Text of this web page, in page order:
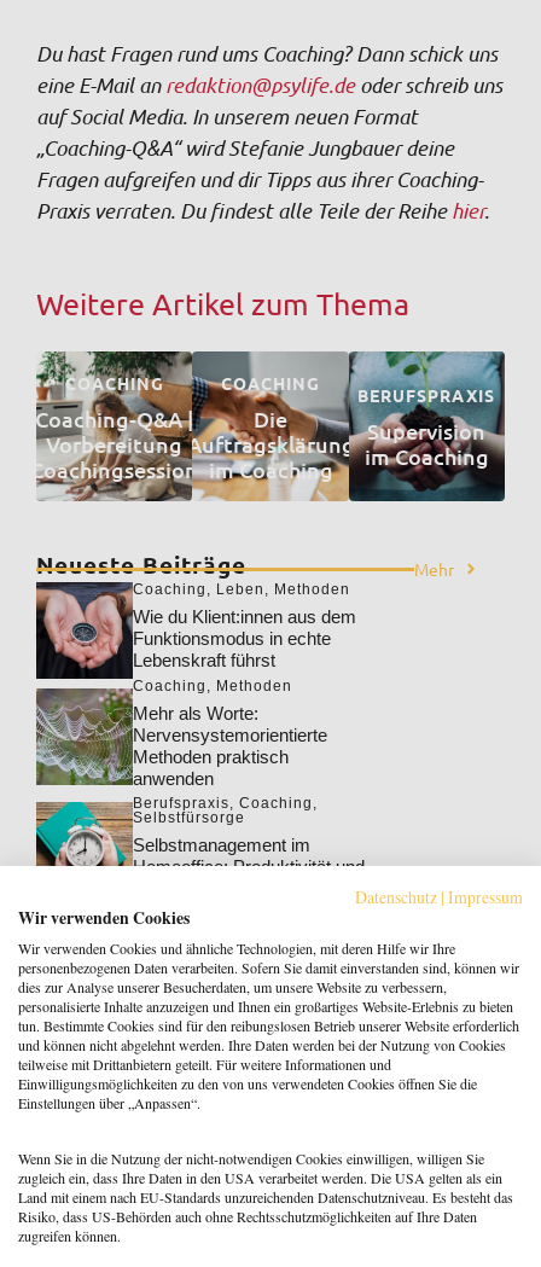
Du hast Fragen rund ums Coaching? Dann schick uns
eine E-Mail anredaktion@psylife.deoder schreib uns
auf Social Media. In unserem neuen Format
„Coaching-Q&A“ wird Stefanie Jungbauer deine
Fragen aufgreifen und dir Tipps aus ihrer Coaching-
Praxis verraten. Du findest alle Teile der Reihehier.
Weitere Artikel zum Thema
COACHING
Coaching-Q&A |
Vorbereitung
Coachingsession
COACHING
Die
Auftragsklärung
im Coaching
BERUFSPRAXIS
Supervision
im Coaching
Neueste Beiträge Mehr
Coaching , Leben , Methoden
Wie du Klient:innen aus dem
Funktionsmodus in echte
Lebenskraft führst
Coaching Methoden
Mehr als Worte:
Nervensystemorientierte
Methoden praktisch
anwenden
Berufspraxis Coaching
Selbstfürsorge
Selbstmanagement im
Homeoffice: Produktivität und
Berufspraxis
Klarheit gewinnt: Gebucht
werden als Coach:in im KI-
Zeitalter
Berufspraxis
Patientenrechtegesetz: 5
typische Irrtümer im Fakten-
Check
Coaching
falschen Fragen? Zeit für ein
Repertoire-Update
Datenschutz | Impressum
Wir verwenden Cookies
Wir verwenden Cookies und ähnliche Technologien, mit deren Hilfe wir Ihre
personenbezogenen Daten verarbeiten. Sofern Sie damit einverstanden sind, können wir
dies zur Analyse unserer Besucherdaten, um unsere Website zu verbessern,
personalisierte Inhalte anzuzeigen und Ihnen ein großartiges Website-Erlebnis zu bieten
tun. Bestimmte Cookies sind für den reibungslosen Betrieb unserer Website erforderlich
und können nicht abgelehnt werden. Ihre Daten werden bei der Nutzung von Cookies
teilweise mit Drittanbietern geteilt. Für weitere Informationen und
Einwilligungsmöglichkeiten zu den von uns verwendeten Cookies öffnen Sie die
Einstellungen über „Anpassen“.
Wenn Sie in die Nutzung der nicht-notwendigen Cookies einwilligen, willigen Sie
zugleich ein, dass Ihre Daten in den USA verarbeitet werden. Die USA gelten als ein
Land mit einem nach EU-Standards unzureichenden Datenschutzniveau. Es besteht das
Risiko, dass US-Behörden auch ohne Rechtsschutzmöglichkeiten auf Ihre Daten
zugreifen können.